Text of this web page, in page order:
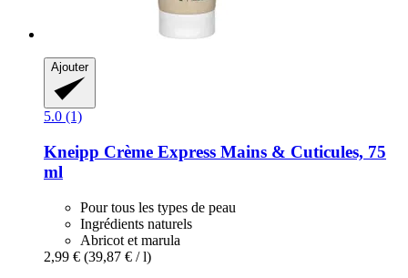
Ajouter
5.0 (1)
Kneipp Crème Express Mains & Cuticules, 75
ml
Pour tous les types de peau
Ingrédients naturels
Abricot et marula
2,99 € (39,87 € / l)